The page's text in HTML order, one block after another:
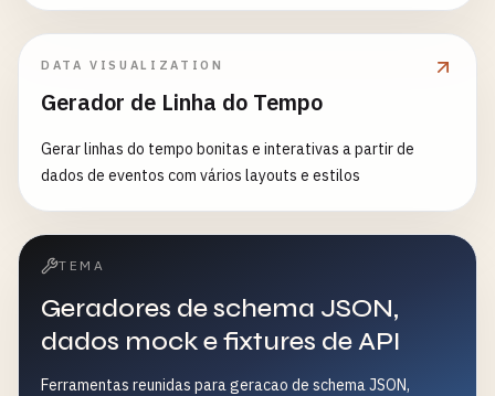
DATA VISUALIZATION
Gerador de Linha do Tempo
Gerar linhas do tempo bonitas e interativas a partir de
dados de eventos com vários layouts e estilos
TEMA
Geradores de schema JSON,
dados mock e fixtures de API
Ferramentas reunidas para geracao de schema JSON,